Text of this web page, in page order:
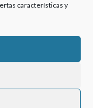
características y